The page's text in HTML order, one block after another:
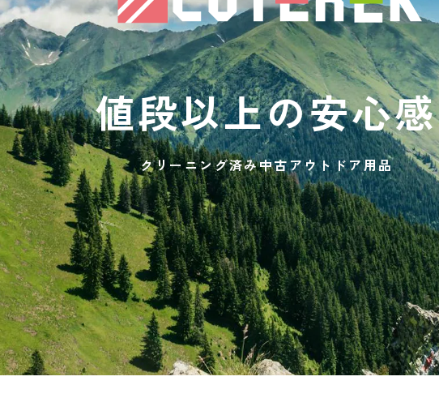
値段以上の安心感
クリーニング済み中古アウトドア用品